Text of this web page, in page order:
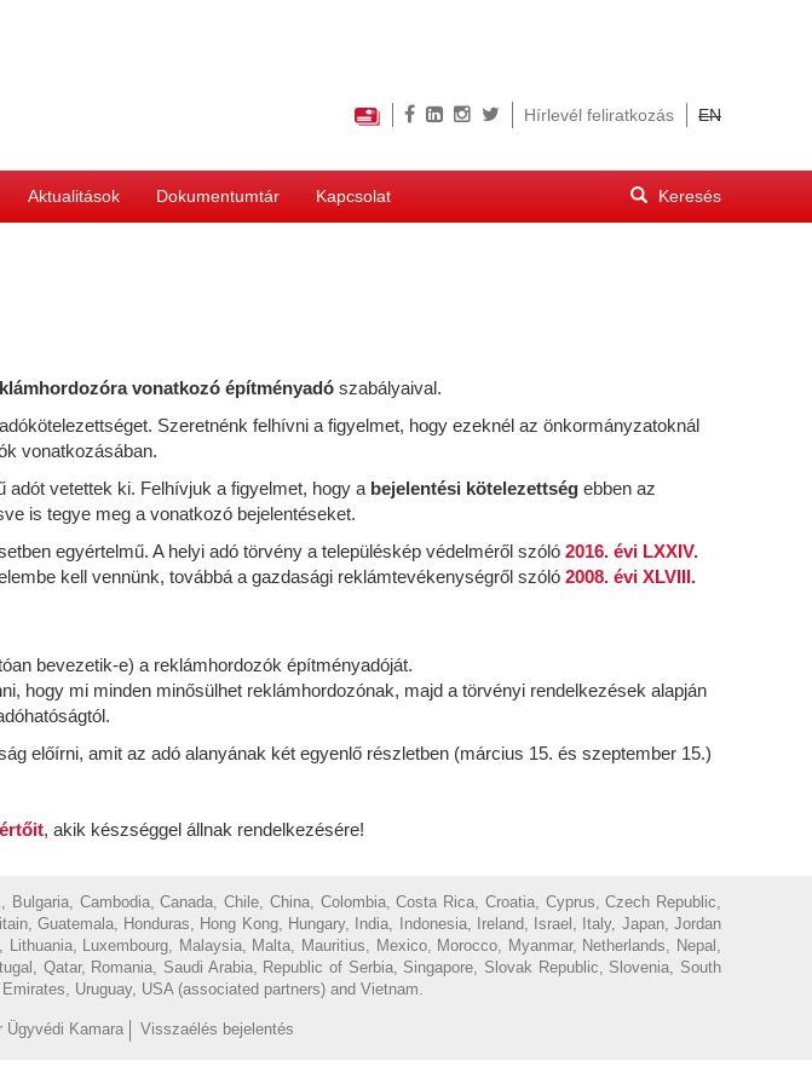
Hírlevél feliratkozás EN
Aktualitások Dokumentumtár Kapcsolat
Keresés
űrlap
vonatkozó építményadó szabályaival.
Szeretnénk felhívni a figyelmet, hogy ezeknél az önkormányzatoknál
vonatkozásában.
vetettek ki. Felhívjuk a figyelmet, hogy a bejelentési kötelezettség ebben az
is tegye meg a vonatkozó bejelentéseket.
egyértelmű. A helyi adó törvény a településkép védelméről szóló 2016. évi LXXIV.
kell vennünk, továbbá a gazdasági reklámtevékenységről szóló 2008. évi XLVIII.
bevezetik-e) a reklámhordozók építményadóját.
hogy mi minden minősülhet reklámhordozónak, majd a törvényi rendelkezések alapján
előírni, amit az adó alanyának két egyenlő részletben (március 15. és szeptember 15.)
, akik készséggel állnak rendelkezésére!
Cambodia, Canada, Chile, China, Colombia, Costa Rica, Croatia, Cyprus, Czech Republic,
Guatemala, Honduras, Hong Kong, Hungary, India, Indonesia, Ireland, Israel, Italy, Japan, Jordan
Luxembourg, Malaysia, Malta, Mauritius, Mexico, Morocco, Myanmar, Netherlands, Nepal,
Qatar, Romania, Saudi Arabia, Republic of Serbia, Singapore, Slovak Republic, Slovenia, South
Uruguay, USA (associated partners) and Vietnam.
Ügyvédi Kamara Visszaélés bejelentés